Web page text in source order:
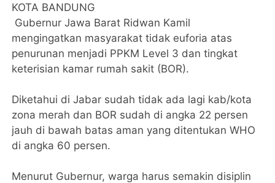
KOTA BANDUNG
Gubernur Jawa Barat Ridwan Kamil
mengingatkan masyarakat tidak euforia atas
penurunan menjadi PPKM Level 3 dan tingkat
keterisian kamar rumah sakit (BOR).
Diketahui di Jabar sudah tidak ada lagi kab/kota
zona merah dan BOR sudah di angka 22 persen
jauh di bawah batas aman yang ditentukan WHO
di angka 60 persen.
Menurut Gubernur, warga harus semakin disiplin